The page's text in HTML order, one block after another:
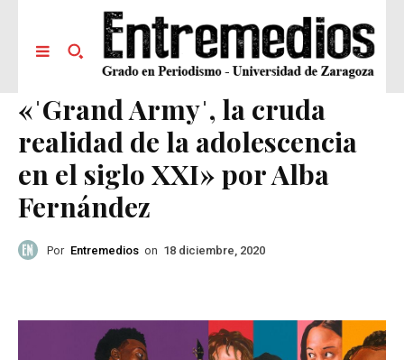
«ˈGrand Armyˈ, la cruda
realidad de la adolescencia
en el siglo XXI» por Alba
Fernández
Por Entremedios on 18 diciembre, 2020